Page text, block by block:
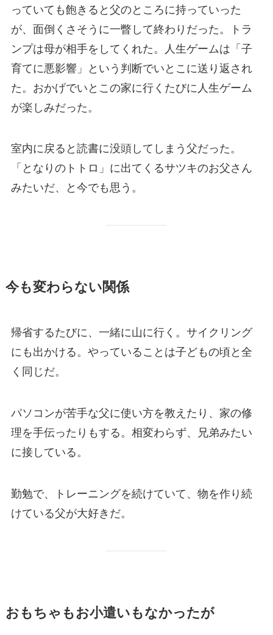
っていても飽きると父のところに持っていった
が、面倒くさそうに一瞥して終わりだった。トラ
ンプは母が相手をしてくれた。人生ゲームは「子
育てに悪影響」という判断でいとこに送り返され
た。おかげでいとこの家に行くたびに人生ゲーム
が楽しみだった。
室内に戻ると読書に没頭してしまう父だった。
「となりのトトロ」に出てくるサツキのお父さん
みたいだ、と今でも思う。
今も変わらない関係
帰省するたびに、一緒に山に行く。サイクリング
にも出かける。やっていることは子どもの頃と全
く同じだ。
パソコンが苦手な父に使い方を教えたり、家の修
理を手伝ったりもする。相変わらず、兄弟みたい
に接している。
勤勉で、トレーニングを続けていて、物を作り続
けている父が大好きだ。
おもちゃもお小遣いもなかったが